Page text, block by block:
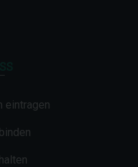
eintragen